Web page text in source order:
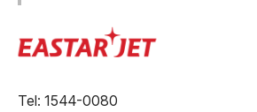
Tel: 1544-0080